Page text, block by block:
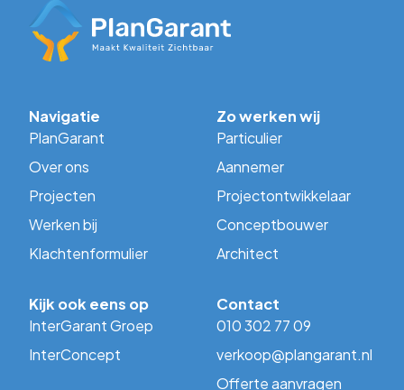
Navigatie
PlanGarant
Over ons
Projecten
Werken bij
Klachtenformulier
Zo werken wij
Particulier
Aannemer
Projectontwikkelaar
Conceptbouwer
Architect
Kijk ook eens op
InterGarant Groep
InterConcept
Contact
010 302 77 09
verkoop@plangarant.nl
Offerte aanvragen